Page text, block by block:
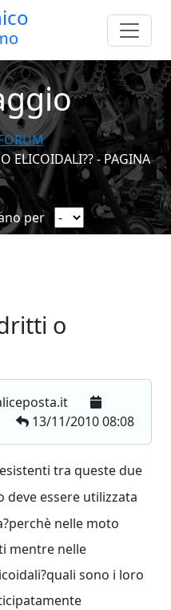
ELICOIDALI?? - PAGINA
per
o
13/11/2010 08:08
tra queste due
deve essere utilizzata
nelle moto
mentre nelle
sono i loro